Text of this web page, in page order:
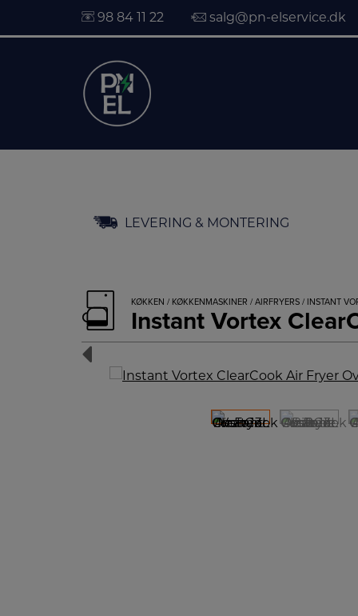
98 84 11 22 salg@pn-elservice.dk
LEVERING & MONTERING
KØKKEN / KØKKENMASKINER / AIRFRYERS / INSTANT
Instant Vortex